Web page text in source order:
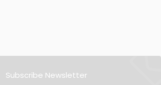
Subscribe Newsletter